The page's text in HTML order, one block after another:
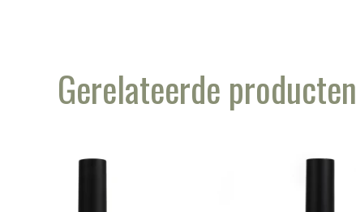
Gerelateerde producten